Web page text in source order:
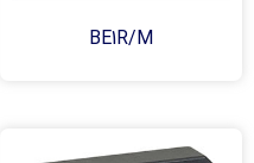
BE1R/M